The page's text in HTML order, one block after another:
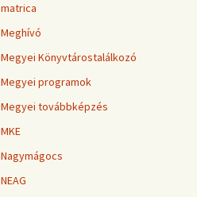
matrica
Meghívó
Megyei Könyvtárostalálkozó
Megyei programok
Megyei továbbképzés
MKE
Nagymágocs
NEAG